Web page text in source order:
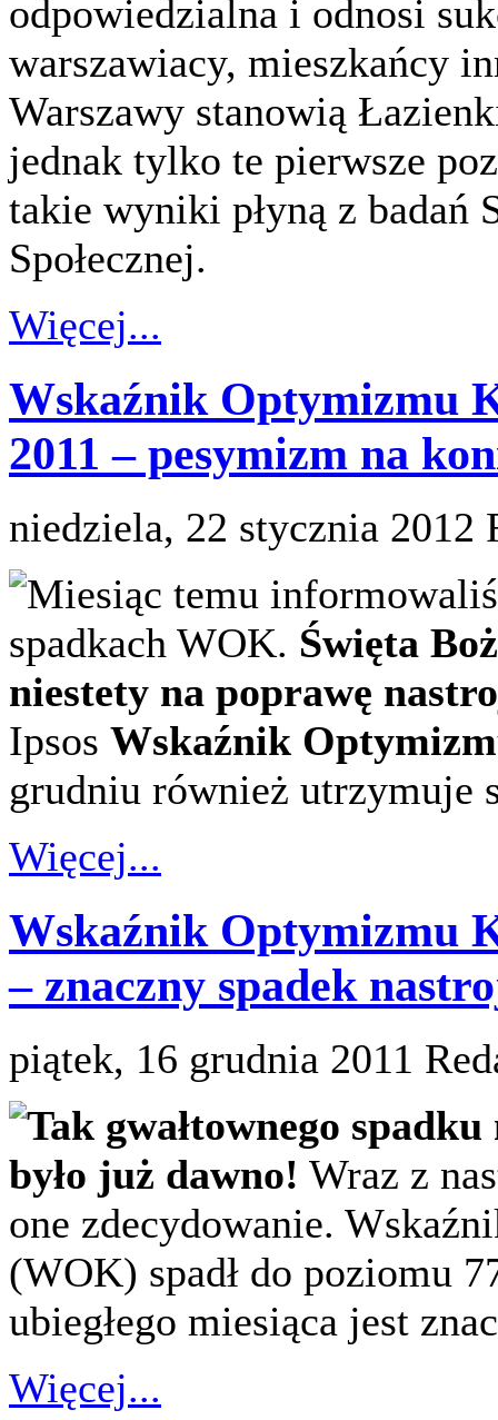
odpowiedzialna i odnosi
warszawiacy, mieszkańcy
Warszawy stanowią
jednak tylko te pierwsze
takie wyniki płyną z badań
Społecznej.
Więcej...
Wskaźnik Optymizmu
2011 – pesymizm na
niedziela, 22 stycznia 2012
Miesiąc temu
spadkach WOK. Święta
niestety na poprawę
Ipsos Wskaźnik
grudniu również utrzymuje
Więcej...
Wskaźnik Optymizmu
– znaczny spadek
piątek, 16 grudnia 2011
Tak gwałtownego
było już dawno! Wraz z
one zdecydowanie.
(WOK) spadł do poziomu
ubiegłego miesiąca jest
Więcej...